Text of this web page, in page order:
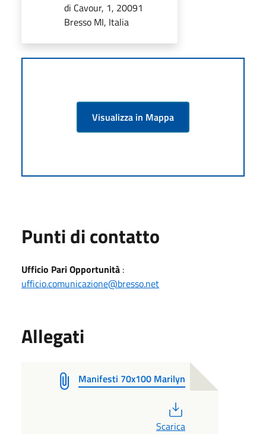
di Cavour, 1, 20091
Bresso MI, Italia
Visualizza in Mappa
Punti di contatto
Ufficio Pari Opportunità :
ufficio.comunicazione@bresso.net
Allegati
Manifesti 70x100 Marilyn
Scarica